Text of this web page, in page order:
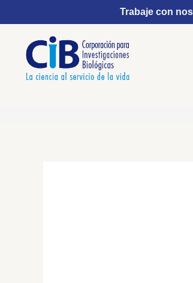
contenido
Trabaje con